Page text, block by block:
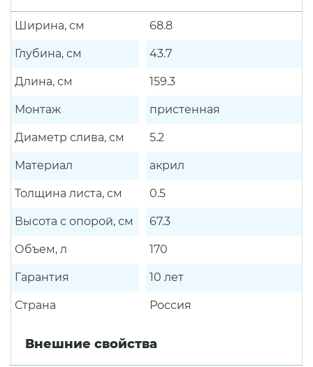
Ширина, см 68.8
Глубина, см 43.7
Длина, см 159.3
Монтаж пристенная
Диаметр слива, см 5.2
Материал акрил
Толщина листа, см 0.5
Высота с опорой, см 67.3
Объем, л 170
Гарантия 10 лет
Страна Россия
Внешние свойства